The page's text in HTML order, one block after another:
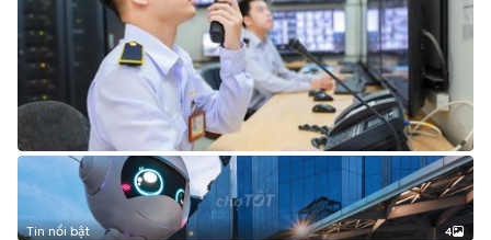
Tin nổi bật 4